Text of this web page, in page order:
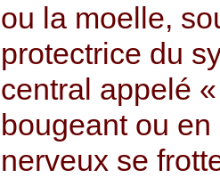
ou la moelle,
protectrice du
central appelé
bougeant ou en
nerveux se